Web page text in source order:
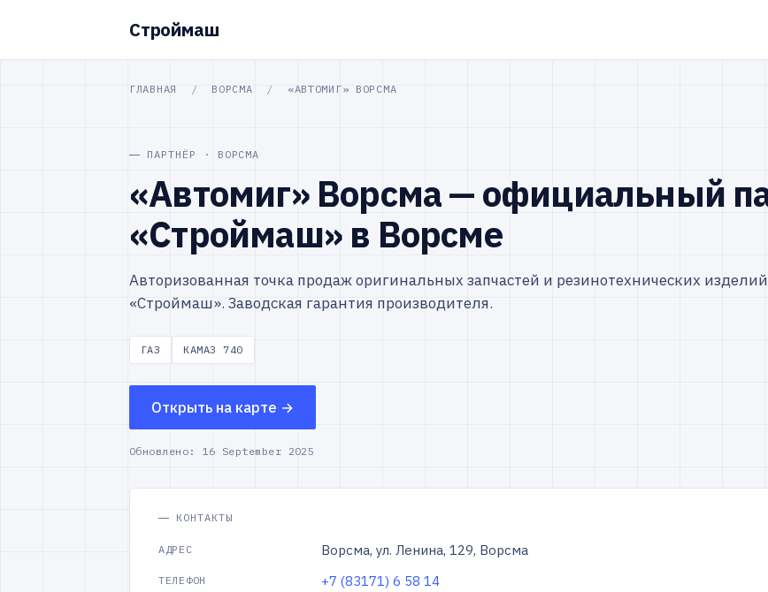
Строймаш
ГЛАВНАЯ / ВОРСМА / «АВТОМИГ» ВОРСМА
ПАРТНЁР · ВОРСМА
«Автомиг» Ворсма — официальный
«Строймаш» в Ворсме
Авторизованная точка продаж оригинальных запчастей и резинотехнических
«Строймаш». Заводская гарантия производителя.
ГАЗ КАМАЗ 740
Открыть на карте →
Обновлено: 16 September 2025
КОНТАКТЫ
АДРЕС Ворсма, ул. Ленина, 129, Ворсма
ТЕЛЕФОН +7 (83171) 6 58 14